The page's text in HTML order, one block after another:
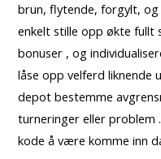
brun, flytende, forgylt,
enkelt stille opp økte
bonuser , og
låse opp velferd liknende
depot bestemme
turneringer eller problem
kode å være komme inn